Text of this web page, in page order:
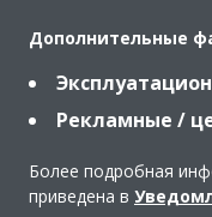
Правила
Дополнительные
Рекламные /
Более подробная
приведена в